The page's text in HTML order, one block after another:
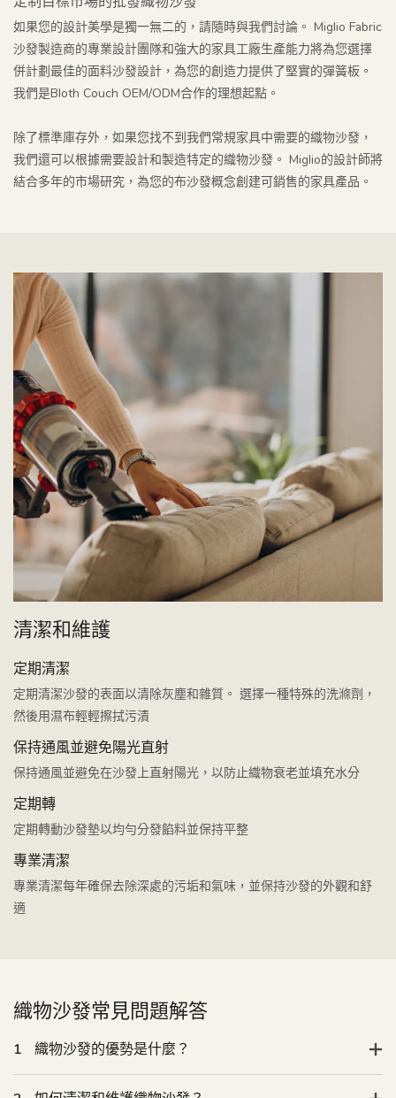
如果您的設計美學是獨一無二的，請隨時與我們討論。 Miglio Fabric
沙發製造商的專業設計團隊和強大的家具工廠生產能力將為您選擇
併計劃最佳的面料沙發設計，為您的創造力提供了堅實的彈簧板。
我們是Bloth Couch OEM/ODM合作的理想起點。
除了標準庫存外，如果您找不到我們常規家具中需要的織物沙發，
我們還可以根據需要設計和製造特定的織物沙發。 Miglio的設計師將
結合多年的市場研究，為您的布沙發概念創建可銷售的家具產品。
清潔和維護
定期清潔
定期清潔沙發的表面以清除灰塵和雜質。 選擇一種特殊的洗滌劑，
然後用濕布輕輕擦拭污漬
保持通風並避免陽光直射
保持通風並避免在沙發上直射陽光，以防止織物衰老並填充水分
定期轉
定期轉動沙發墊以均勻分發餡料並保持平整
專業清潔
專業清潔每年確保去除深處的污垢和氣味，並保持沙發的外觀和舒
適
織物沙發常見問題解答
1 織物沙發的優勢是什麼？